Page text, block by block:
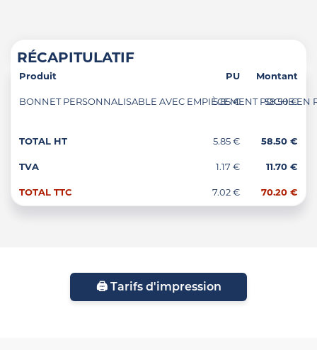
RÉCAPITULATIF
Produit PU Montant
BONNET PERSONNALISABLE AVEC EMPIÈCEMENT POCHE EN
5.85 € 58.50 €
TOTAL HT 5.85 € 58.50 €
TVA 1.17 € 11.70 €
TOTAL TTC 7.02 € 70.20 €
🖨️ Tarifs d'impression